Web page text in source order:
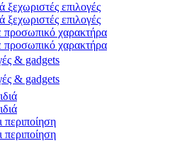
επιλογές
επιλογές
προσωπικό χαρακτήρα
προσωπικό χαρακτήρα
& gadgets
& gadgets